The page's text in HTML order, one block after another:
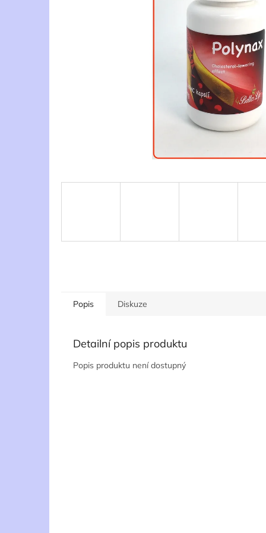
Popis Diskuze
Detailní popis produktu
Popis produktu není dostupný